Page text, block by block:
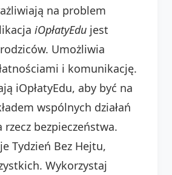
na problem
iOpłatyEdu jest
Umożliwia
i komunikację.
iOpłatyEdu, aby być na
wspólnych działań
bezpieczeństwa.
Tydzień Bez Hejtu,
Wykorzystaj